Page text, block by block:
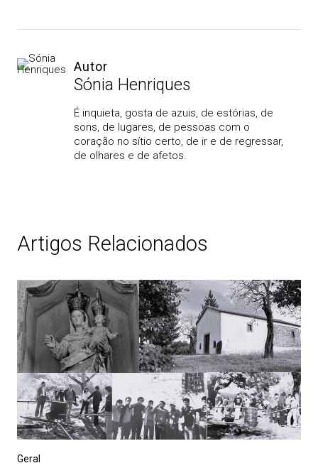
Autor
Sónia Henriques
É inquieta, gosta de azuis, de estórias, de
sons, de lugares, de pessoas com o
coração no sítio certo, de ir e de regressar,
de olhares e de afetos.
Artigos Relacionados
Geral